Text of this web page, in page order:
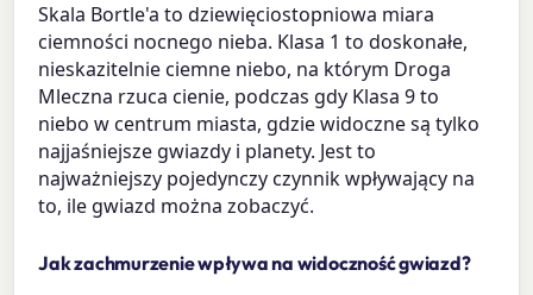
Skala Bortle'a to dziewięciostopniowa miara
ciemności nocnego nieba. Klasa 1 to doskonałe,
nieskazitelnie ciemne niebo, na którym Droga
Mleczna rzuca cienie, podczas gdy Klasa 9 to
niebo w centrum miasta, gdzie widoczne są tylko
najjaśniejsze gwiazdy i planety. Jest to
najważniejszy pojedynczy czynnik wpływający na
to, ile gwiazd można zobaczyć.
Jak zachmurzenie wpływa na widoczność gwiazd?